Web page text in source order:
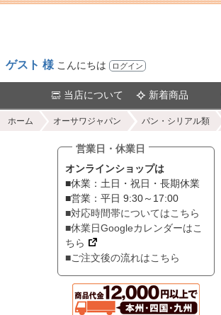
ゲスト 様 こんにちは ログイン
当店について 新着商品
ホーム オーサワジャパン パン・シリアル類
営業日・休業日
オンラインショップは
■休業：土日・祝日・長期休業
■営業：平日 9:30～17:00
■対応時間帯についてはこちら
■休業日Googleカレンダーはこ
ちら
■ご注文後の流れはこちら